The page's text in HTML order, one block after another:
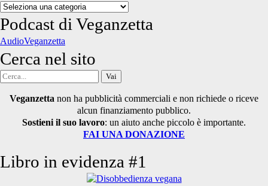
Categorie
degli
articoli
Podcast di Veganzetta
AudioVeganzetta
Cerca nel sito
Cerca
Veganzetta non ha pubblicità commerciali e non richiede o riceve
alcun finanziamento pubblico.
Sostieni il suo lavoro: un aiuto anche piccolo è importante.
FAI UNA DONAZIONE
Libro in evidenza #1